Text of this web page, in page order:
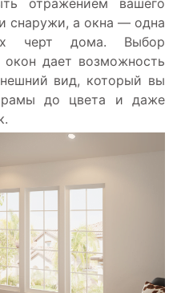
снаружи, а окна — одна
черт дома. Выбор
дает возможность
вид, который вы
до цвета и даже